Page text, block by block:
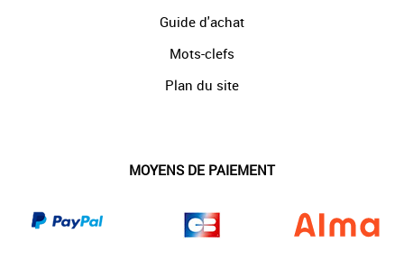
Guide d'achat
Mots-clefs
Plan du site
MOYENS DE PAIEMENT